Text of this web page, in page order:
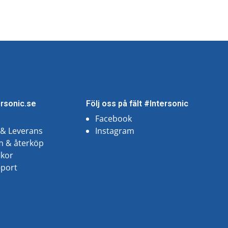
Leverans
& återköp
Följ oss på fält #Intersonic
Facebook
Instagram